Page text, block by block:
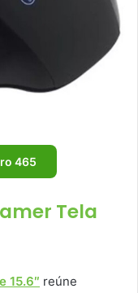
465
Tela
15.6″ reúne